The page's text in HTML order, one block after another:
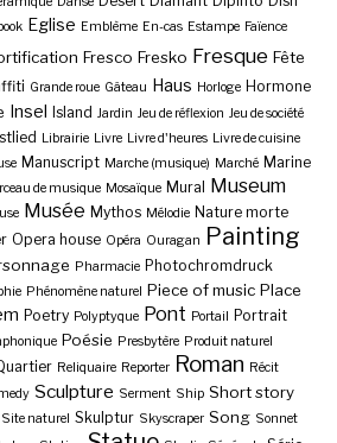
Eglise Emblème En-cas Estampe Faïence
Fresco Fresko Fresque Fête
Grande roue Gâteau Haus Horloge Hormone
Insel Island Jardin Jeu de réflexion Jeu de société
Librairie Livre Livre d'heures Livre de cuisine
Manuscript Marche (musique) Marché Marine
de musique Mosaïque Mural Museum
Musée Mythos Mélodie Nature morte
Opera house Opéra Ouragan Painting
Pharmacie Photochromdruck
Phénomène naturel Piece of music Place
Poetry Polyptyque Pont Portail Portrait
Poésie Presbytère Produit naturel
Reliquaire Reporter Roman Récit
Sculpture Serment Ship Short story
Site naturel Skulptur Skyscraper Song Sonnet